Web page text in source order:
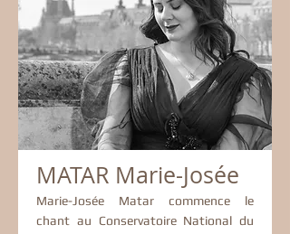
MATAR Marie-Josée
Marie-Josée Matar commence le
chant au Conservatoire National du